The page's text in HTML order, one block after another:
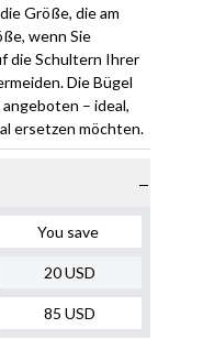
Größe, die am
wenn Sie
die Schultern Ihrer
Die Bügel
– ideal,
ersetzen möchten.
You save
20USD
85 USD